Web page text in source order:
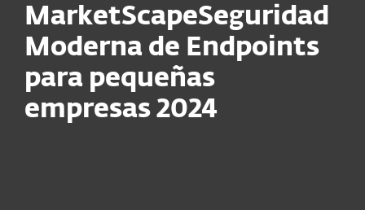
MarketScapeSeguridad
M oderna de Endpoints
para pequeñas
empresas 2024